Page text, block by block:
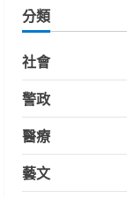
分類
社會
警政
醫療
藝文